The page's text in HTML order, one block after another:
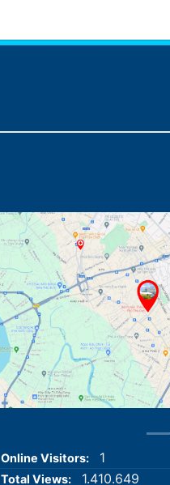
Online Visitors: 1
Total Views: 1.410.649